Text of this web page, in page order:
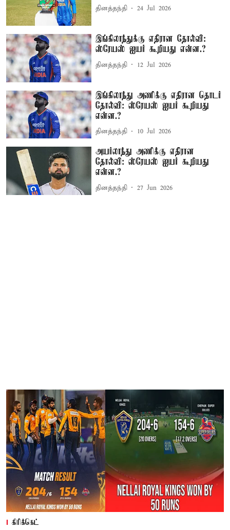
தினத்தந்தி 24 Jul 2026
இங்கிலாந்துக்கு எதிரான தோல்வி:
ஸ்ரேயஸ் ஐயர் கூறியது என்ன.?
தினத்தந்தி 12 Jul 2026
இங்கிலாந்து அணிக்கு எதிரான தொடர்
தோல்வி: ஸ்ரேயஸ் ஐயர் கூறியது
என்ன.?
தினத்தந்தி 10 Jul 2026
அயர்லாந்து அணிக்கு எதிரான
தோல்வி: ஸ்ரேயஸ் ஐயர் கூறியது
என்ன.?
தினத்தந்தி 27 Jun 2026
கிரிக்கெட்